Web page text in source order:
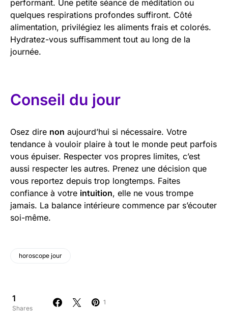
performant. Une petite séance de méditation ou
quelques respirations profondes suffiront. Côté
alimentation, privilégiez les aliments frais et colorés.
Hydratez-vous suffisamment tout au long de la
journée.
Conseil du jour
Osez dire non aujourd’hui si nécessaire. Votre
tendance à vouloir plaire à tout le monde peut parfois
vous épuiser. Respecter vos propres limites, c’est
aussi respecter les autres. Prenez une décision que
vous reportez depuis trop longtemps. Faites
confiance à votre intuition, elle ne vous trompe
jamais. La balance intérieure commence par s’écouter
soi-même.
horoscope jour
1
Shares
1